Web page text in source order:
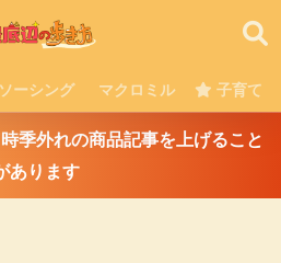
ーシング マクロミル 子育て
季外れの商品記事を上げること
あります